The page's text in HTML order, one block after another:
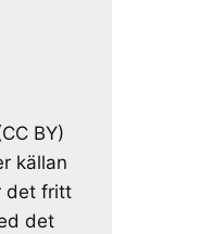
BY)
källan
det fritt
det